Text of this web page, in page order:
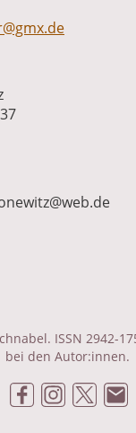
ISSN 2942-
bei den Autor:innen.